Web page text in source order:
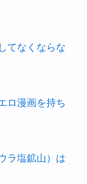
てなくならな
ロ漫画を持ち
ラ塩鉱山）は